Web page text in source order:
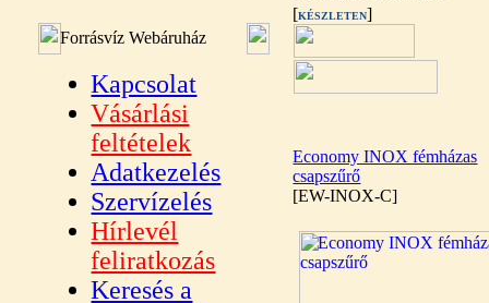
Forrásvíz Webáruház
Kapcsolat
Vásárlási
feltételek
Adatkezelés
Szervízelés
Hírlevél
feliratkozás
Keresés a
[KÉSZLETEN]
Economy INOX fémházas
csapszűrő
[EW-INOX-C]